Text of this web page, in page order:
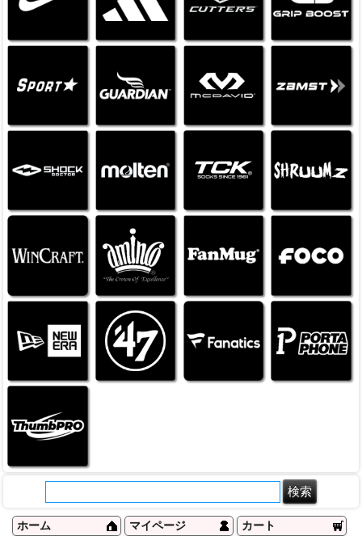
ホーム マイページ カート